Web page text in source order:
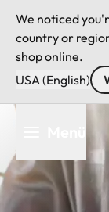
We noticed
country or
shop online.
USA (English)
Direkt
Inhalt